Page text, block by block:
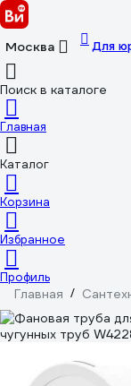
Москва Для
Поиск в каталоге
Главная
Каталог
Корзина
Избранное
Профиль
Главная /